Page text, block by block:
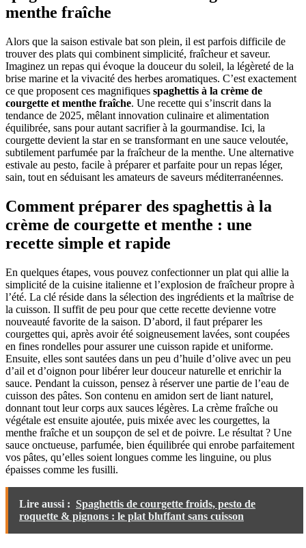
menthe fraîche
Alors que la saison estivale bat son plein, il est parfois difficile de
trouver des plats qui combinent simplicité, fraîcheur et saveur.
Imaginez un repas qui évoque la douceur du soleil, la légèreté de la
brise marine et la vivacité des herbes aromatiques. C’est exactement
ce que proposent ces magnifiques spaghettis à la crème de
courgette et menthe fraîche. Une recette qui s’inscrit dans la
tendance de 2025, mêlant innovation culinaire et alimentation
équilibrée, sans pour autant sacrifier à la gourmandise. Ici, la
courgette devient la star en se transformant en une sauce veloutée,
subtilement parfumée par la fraîcheur de la menthe. Une alternative
estivale au pesto, facile à préparer et parfaite pour un repas léger,
sain, tout en séduisant les amateurs de saveurs méditerranéennes.
Comment préparer des spaghettis à la
crème de courgette et menthe : une
recette simple et rapide
En quelques étapes, vous pouvez confectionner un plat qui allie la
simplicité de la cuisine italienne et l’explosion de fraîcheur propre à
l’été. La clé réside dans la sélection des ingrédients et la maîtrise de
la cuisson. Il suffit de peu pour que cette recette devienne votre
nouveauté favorite de la saison. D’abord, il faut préparer les
courgettes qui, après avoir été soigneusement lavées, sont coupées
en fines rondelles pour assurer une cuisson rapide et uniforme.
Ensuite, elles sont sautées dans un peu d’huile d’olive avec un peu
d’ail et d’oignon pour libérer leur douceur naturelle et enrichir la
sauce. Pendant la cuisson, pensez à réserver une partie de l’eau de
cuisson des pâtes. Son contenu en amidon sert de liant naturel,
donnant tout leur corps aux sauces légères. La crème fraîche ou
végétale est ensuite ajoutée, puis mixée avec les courgettes, la
menthe fraîche et un soupçon de sel et de poivre. Le résultat ? Une
sauce onctueuse, parfumée, bien équilibrée qui enrobe parfaitement
vos pâtes, qu’elles soient longues comme les linguine, ou plus
épaisses comme les fusilli.
Lire aussi : Spaghettis de courgette froids, pesto de
roquette & pignons : le plat bluffant sans cuisson